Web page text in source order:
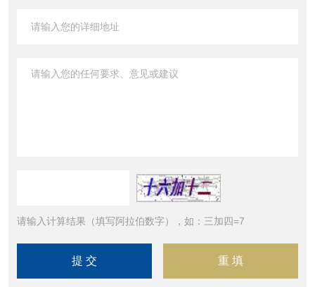
请输入计算结果（填写阿拉伯数字），如：三加四=7